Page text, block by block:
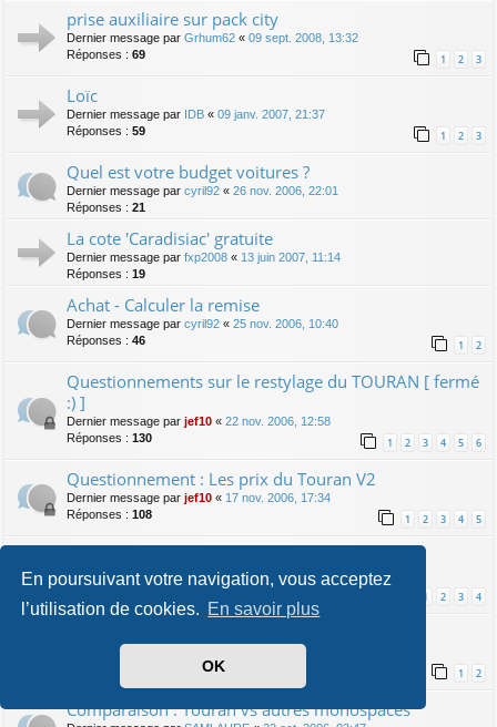
En poursuivant votre navigation, vous acceptez
l’utilisation de cookies. En savoir plus
OK
prise auxiliaire sur pack city
Dernier message par Grhum62 « 09 sept. 2008, 13:32
Réponses : 69 1 2 3
Loïc
Dernier message par IDB « 09 janv. 2007, 21:37
Réponses : 59 1 2 3
Quel est votre budget voitures ?
Dernier message par cyril92 « 26 nov. 2006, 22:01
Réponses : 21
La cote 'Caradisiac' gratuite
Dernier message par fxp2008 « 13 juin 2007, 11:14
Réponses : 19
Achat - Calculer la remise
Dernier message par cyril92 « 25 nov. 2006, 10:40
Réponses : 46 1 2
Questionnements sur le restylage du TOURAN [ fermé
:) ]
Dernier message par jef10 « 22 nov. 2006, 12:58
Réponses : 130 1 2 3 4 5 6
Questionnement : Les prix du Touran V2
Dernier message par jef10 « 17 nov. 2006, 17:34
Réponses : 108 1 2 3 4 5
Dernier message par touran21«10 nov. 2006, 20:37
1 2 3 4
Dernier message par
06 nov. 2006, 21:28
1 2
Comparaison : Touran vs autres monospaces